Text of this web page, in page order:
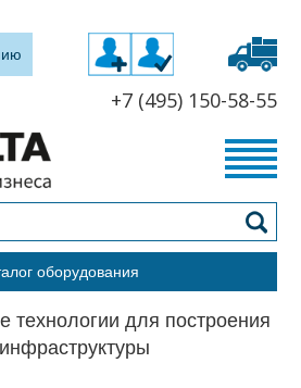
+7 (495) 150-58-55
оборудования
для построения